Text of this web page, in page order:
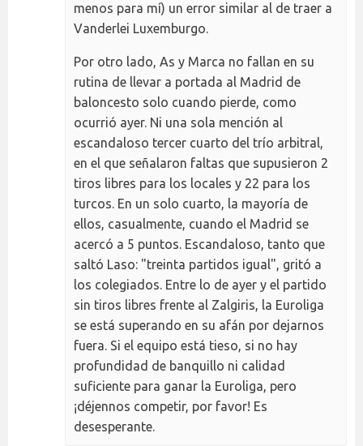
menos para mí) un error similar al de traer a
Vanderlei Luxemburgo.
Por otro lado, As y Marca no fallan en su
rutina de llevar a portada al Madrid de
baloncesto solo cuando pierde, como
ocurrió ayer. Ni una sola mención al
escandaloso tercer cuarto del trío arbitral,
en el que señalaron faltas que supusieron 2
tiros libres para los locales y 22 para los
turcos. En un solo cuarto, la mayoría de
ellos, casualmente, cuando el Madrid se
acercó a 5 puntos. Escandaloso, tanto que
saltó Laso: "treinta partidos igual", gritó a
los colegiados. Entre lo de ayer y el partido
sin tiros libres frente al Zalgiris, la Euroliga
se está superando en su afán por dejarnos
fuera. Si el equipo está tieso, si no hay
profundidad de banquillo ni calidad
suficiente para ganar la Euroliga, pero
¡déjennos competir, por favor! Es
desesperante.